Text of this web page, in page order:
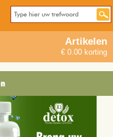
Artikelen
€ 0.00 korting